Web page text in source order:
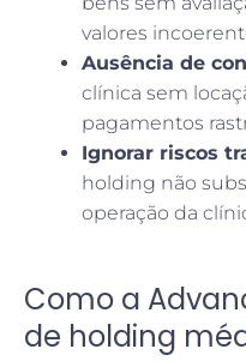
valores
Ausência de
clínica sem
pagamentos
Ignorar riscos
holding não
operação da
Como a
de holding